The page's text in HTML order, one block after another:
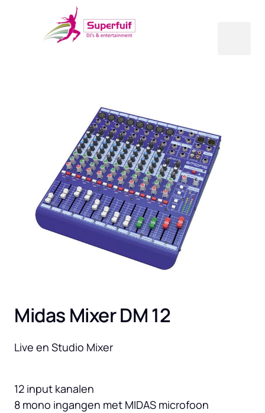
Midas Mixer DM 12
Live en Studio Mixer
12 input kanalen
8 mono ingangen met MIDAS microfoon